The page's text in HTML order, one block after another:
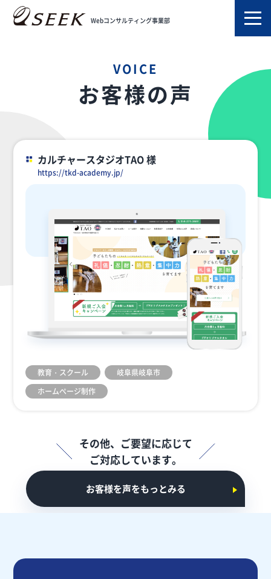
Webコンサルティング事業部
TOP
VOICE
お客様の声
カルチャースタジオTAO 様
https://tkd-academy.jp/
教育・スクール
岐阜県岐阜市
ホームぺージ制作
その他、ご要望に応じて
ご対応しています。
お客様を声をもっとみる